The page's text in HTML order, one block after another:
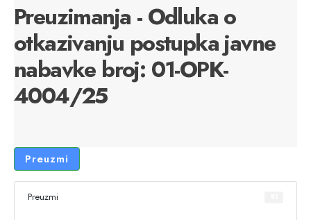
Preuzimanja - Odluka o
otkazivanju postupka javne
nabavke broj: 01-OPK-
4004/25
Preuzmi
Preuzmi